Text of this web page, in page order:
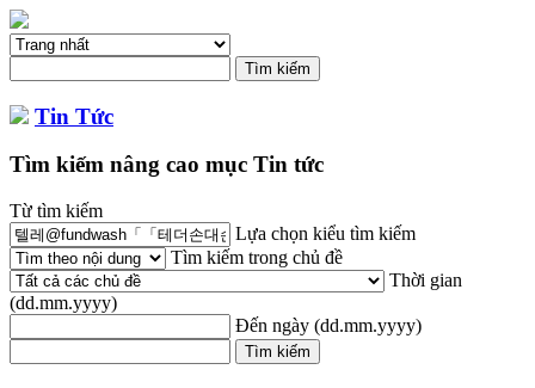
Tin Tức
Tìm kiếm nâng cao mục Tin tức
Từ tìm kiếm
Lựa chọn kiểu tìm kiếm
Tìm kiếm trong chủ đề
Thời gian
(dd.mm.yyyy)
Đến ngày (dd.mm.yyyy)